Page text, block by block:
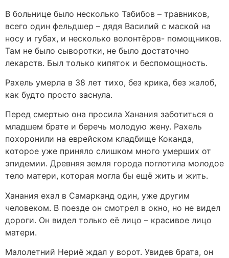
В больнице было несколько Табибов – травников,
всего один фельдшер – дядя Василий с маской на
носу и губах, и несколько волонтёров- помощников.
Там не было сыворотки, не было достаточно
лекарств. Был только кипяток и беспомощность.
Рахель умерла в 38 лет тихо, без крика, без жалоб,
как будто просто заснула.
Перед смертью она просила Ханания заботиться о
младшем брате и беречь молодую жену. Рахель
похоронили на еврейском кладбище Коканда,
которое уже приняло слишком много умерших от
эпидемии. Древняя земля города поглотила молодое
тело матери, которая могла бы ещё жить и жить.
Ханания ехал в Самарканд один, уже другим
человеком. В поезде он смотрел в окно, но не видел
дороги. Он видел только её лицо – красивое лицо
матери.
Малолетний Нериё ждал у ворот. Увидев брата, он